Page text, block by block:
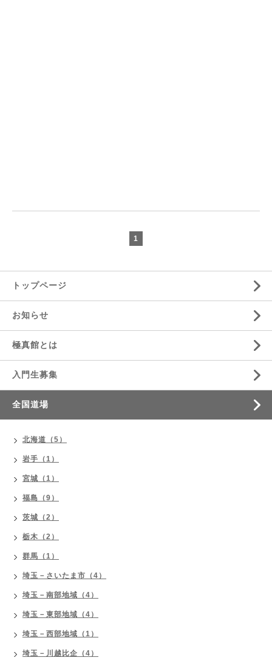
1
トップページ
お知らせ
極真館とは
入門生募集
全国道場
北海道（5）
岩手（1）
宮城（1）
福島（9）
茨城（2）
栃木（2）
群馬（1）
埼玉－さいたま市（4）
埼玉－南部地域（4）
埼玉－東部地域（4）
埼玉－西部地域（1）
埼玉－川越比企（4）